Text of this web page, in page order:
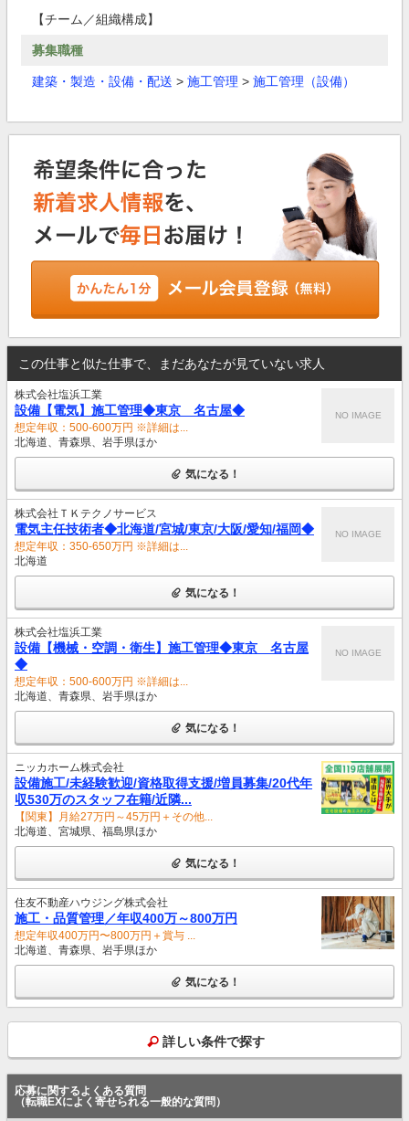
【チーム／組織構成】
募集職種
建築・製造・設備・配送 > 施工管理 > 施工管理（設備）
この仕事と似た仕事で、まだあなたが見ていない求人
株式会社塩浜工業
設備【電気】施工管理◆東京 名古屋◆
想定年収：500-600万円 ※詳細は...
北海道、青森県、岩手県ほか
NO IMAGE
気になる！
株式会社ＴＫテクノサービス
電気主任技術者◆北海道/宮城/東京/大阪/愛知/福岡◆
想定年収：350-650万円 ※詳細は...
北海道
NO IMAGE
気になる！
株式会社塩浜工業
設備【機械・空調・衛生】施工管理◆東京 名古屋
◆
想定年収：500-600万円 ※詳細は...
北海道、青森県、岩手県ほか
NO IMAGE
気になる！
ニッカホーム株式会社
設備施工/未経験歓迎/資格取得支援/増員募集/20代年
収530万のスタッフ在籍/近隣...
【関東】月給27万円～45万円＋その他...
北海道、宮城県、福島県ほか
気になる！
住友不動産ハウジング株式会社
施⼯・品質管理／年収400万～800万円
想定年収400万円〜800万円＋賞与 ...
北海道、青森県、岩手県ほか
気になる！
詳しい条件で探す
応募に関するよくある質問
（転職EXによく寄せられる一般的な質問）